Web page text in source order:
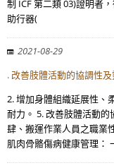
制 ICF 第二類 03)證明者
助行器(
2021-08-29
. 改善肢體活動的協調性
2. 增加身體組織延展性、
耐力。 5. 改善肢體活動的
肆、搬運作業人員之職業
肌肉骨骼傷病健康管理：